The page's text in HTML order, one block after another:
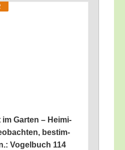
im Gar­ten – Hei­mi­
bestim­
Vogel­buch 114